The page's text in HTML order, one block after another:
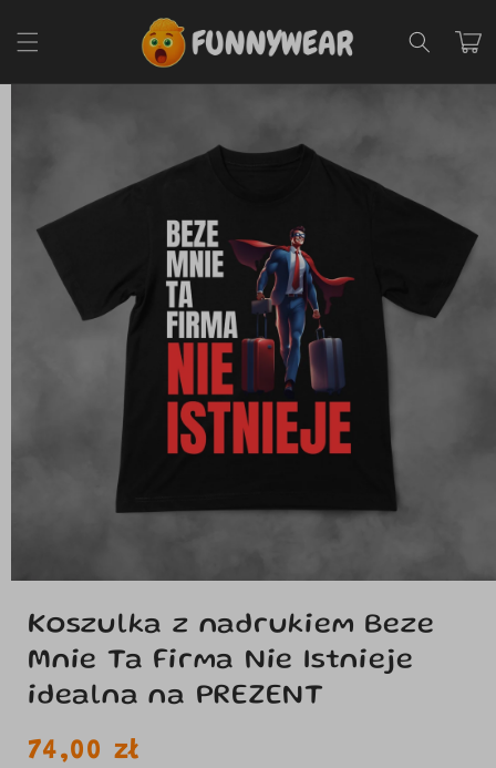
treści
Koszyk
Pomiń,
Koszulka z nadrukiem Beze
Mnie Ta Firma Nie Istnieje
idealna na PREZENT
Cena
74,00 zł